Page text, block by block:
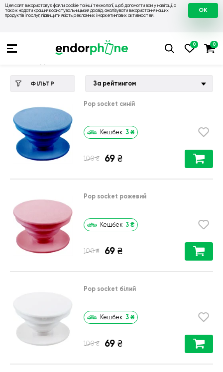
Цей сайт використовує файли cookie та інші технології, щоб допомогти вам у навігації, а
також надати кращий користувальницький досвід, аналізувати використання наших
продуктів і послуг, підвищити якість рекламних і маркетингових активностей.
OK
💙 Чохли на Apple 💛 Чохол для iPhone 5
ФІЛЬТР За рейтингом
Pop socket синій
Кешбек 3 ₴
100 ₴ 69 ₴
Pop socket рожевий
Кешбек 3 ₴
100 ₴ 69 ₴
Pop socket білий
Кешбек 3 ₴
100 ₴ 69 ₴